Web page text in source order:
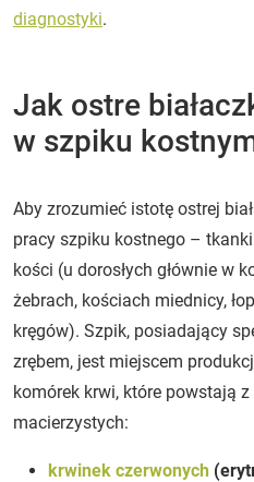
diagnostyki.
Jak ostre
w szpiku
Aby zrozumieć istotę ostrej
pracy szpiku kostnego –
kości (u dorosłych głównie w
żebrach, kościach miednicy,
kręgów). Szpik, posiadający
zrębem, jest miejscem
komórek krwi, które powstają
macierzystych:
krwinek czerwonych